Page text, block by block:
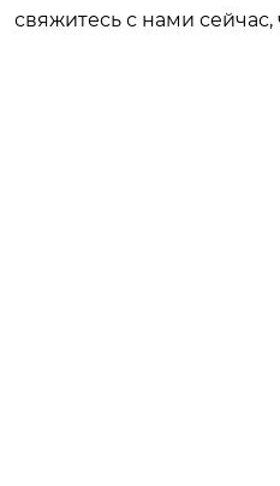
свяжитесь с нами